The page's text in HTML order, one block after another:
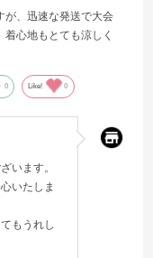
が、迅速な発送で大会
心地もとても涼しく
0 Like! 0
います。
いたしま
もうれし